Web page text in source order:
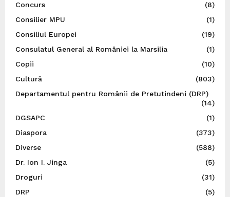
Concurs
(8)
Consilier MPU
(1)
Consiliul Europei
(19)
Consulatul General al României la Marsilia
(1)
Copii
(10)
Cultură
(803)
Departamentul pentru Românii de Pretutindeni (DRP)
(14)
DGSAPC
(1)
Diaspora
(373)
Diverse
(588)
Dr. Ion I. Jinga
(5)
Droguri
(31)
DRP
(5)